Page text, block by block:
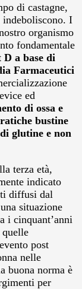
di castagne,
indeboliscono. I
organismo
fondamentale
a base di
Farmaceutici
ed
di ossa e
bustine
glutine e non
terza età,
indicato
diffusi dal
situazione
i cinquant’anni
post
nelle
buona norma è
per